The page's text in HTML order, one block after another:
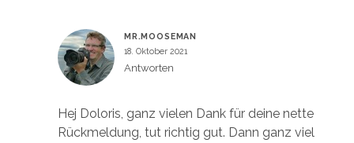
MR.MOOSEMAN
18. Oktober 2021
Antworten
Hej Doloris, ganz vielen Dank für deine nette
Rückmeldung, tut richtig gut. Dann ganz viel